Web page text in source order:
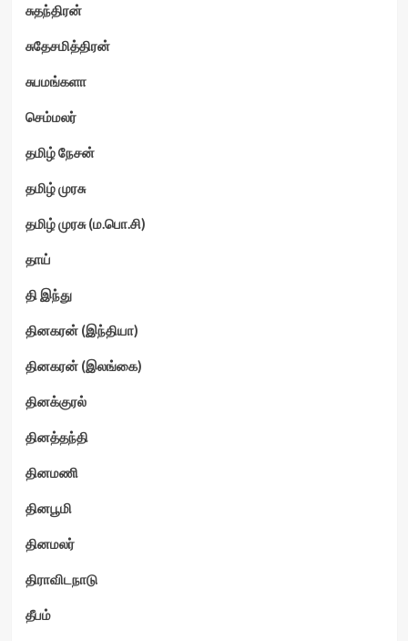
சுதந்திரன்
சுதேசமித்திரன்
சுபமங்களா
செம்மலர்
தமிழ் நேசன்
தமிழ் முரசு
தமிழ் முரசு (ம.பொ.சி)
தாய்
தி இந்து
தினகரன் (இந்தியா)
தினகரன் (இலங்கை)
தினக்குரல்
தினத்தந்தி
தினமணி
தினபூமி
தினமலர்
திராவிடநாடு
தீபம்